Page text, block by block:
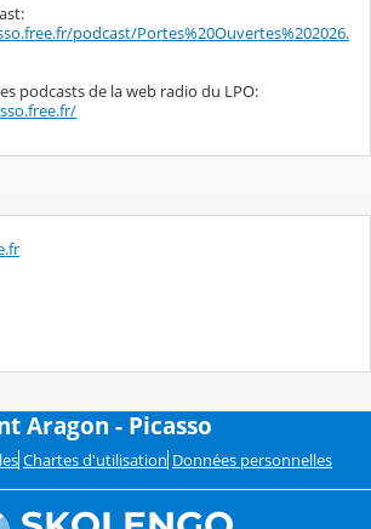
podcast/Portes%20Ouvertes%202026.
podcasts de la web radio du LPO:
Aragon - Picasso
Chartes d'utilisation Données personnelles